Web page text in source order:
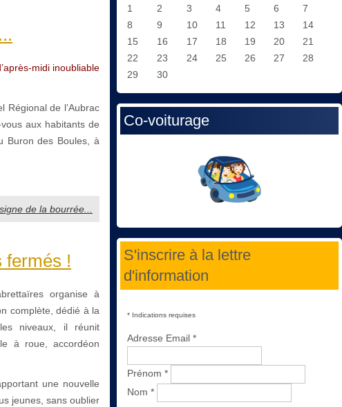
midi inoubliable
Régional de l’Aubrac
aux habitants de
Buron des Boules, à
de la bourrée...
fermés !
organise à
complète, dédié à la
niveaux, il réunit
à roue, accordéon
une nouvelle
jeunes, sans oublier
1
2 3 4 5 6
7
8
9 10 11 12 13
14
15
16 17 18 19 20
21
22
23 24 25 26 27
28
29
30
Co-voiturage
S'inscrire à la lettre
d'information
* Indications requises
Adresse Email *
Prénom *
Nom *